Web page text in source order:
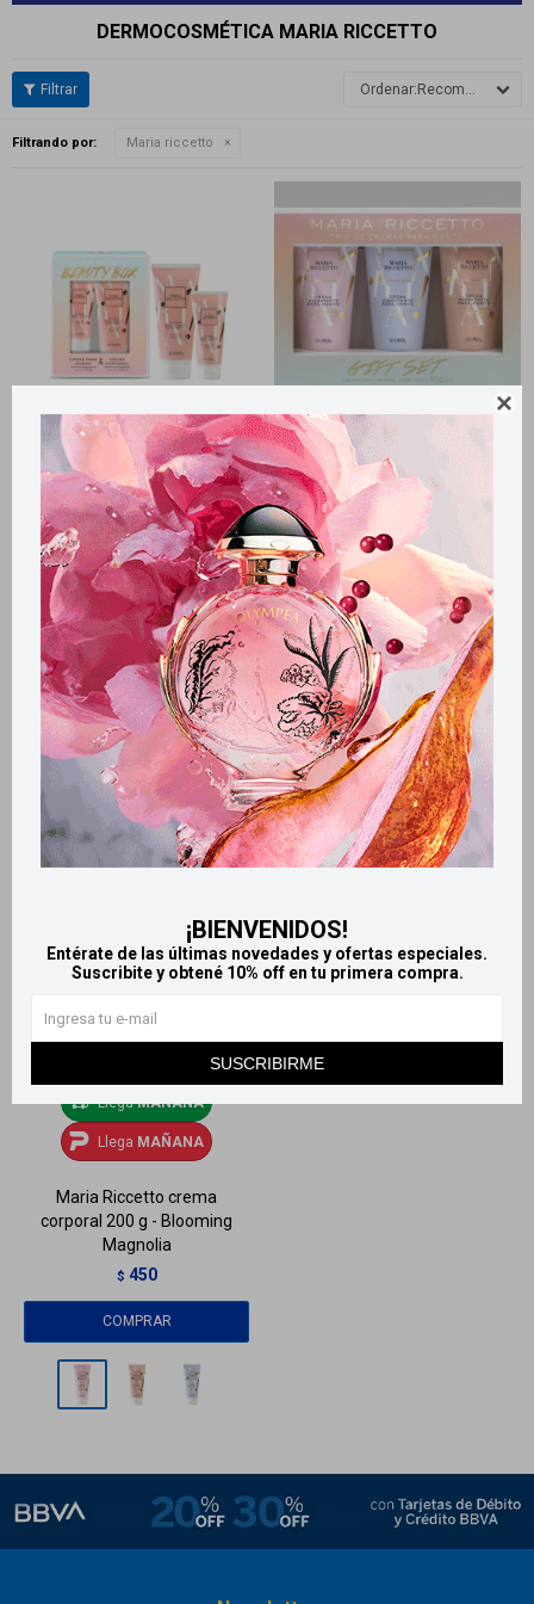

¡BIENVENIDOS!
Entérate de las últimas novedades y ofertas especiales.
Suscribite y obtené 10% off en tu primera compra.
SUSCRIBIRME
DERMOCOSMÉTICA MARIA RICCETTO
Recomendados
Filtrando por: Maria riccetto
LlegaMAÑANA
LlegaMAÑANA
Maria Riccetto Beauty Box cr
de manos+ cr corporal -
Lovely Fruits
750
LlegaMAÑANA
Llega MAÑANA
Maria Riccetto trío de cremas
para manos
$ 610
LlegaMAÑANA
Llega MAÑANA
Maria Riccetto crema
corporal 200 g - Blooming
Magnolia
$ 450